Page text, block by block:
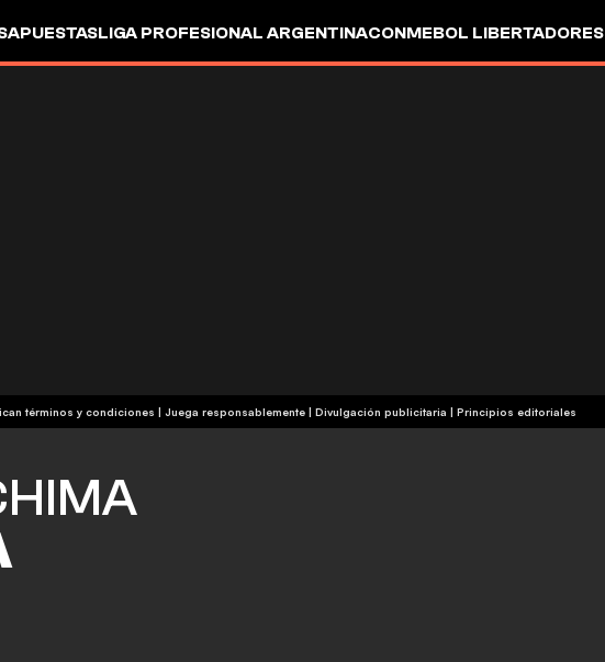
APUESTASLIGA PROFESIONAL ARGENTINACONMEBOL LIBERTADORES
comercial | Se aplican términos y condiciones | Juega responsablemente | Divulgación publicitaria | Principios editoriales